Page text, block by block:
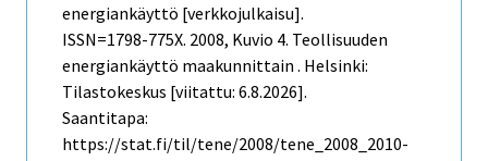
energiankäyttö [verkkojulkaisu].
ISSN=1798-775X. 2008, Kuvio 4. Teollisuuden
energiankäyttö maakunnittain . Helsinki:
Tilastokeskus [viitattu: 6.8.2026].
Saantitapa:
https://stat.fi/til/tene/2008/tene_2008_2010-